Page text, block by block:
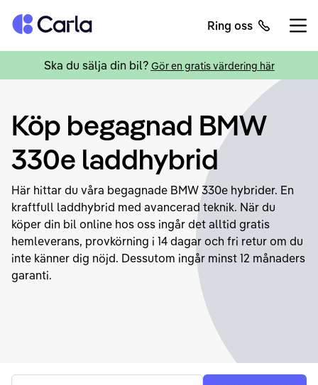
Tillbaka till startsidan Ring oss
Ska du sälja din bil? Gör en gratis värdering här
Köp begagnad BMW
330e laddhybrid
Här hittar du våra begagnade BMW 330e hybrider. En
kraftfull laddhybrid med avancerad teknik. När du
köper din bil online hos oss ingår det alltid gratis
hemleverans, provkörning i 14 dagar och fri retur om du
inte känner dig nöjd. Dessutom ingår minst 12 månaders
garanti.